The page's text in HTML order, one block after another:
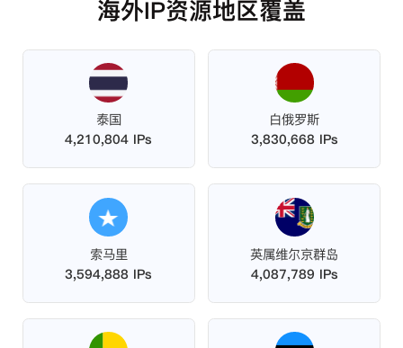
海外IP资源地区覆盖
泰国
4,210,804 IPs
白俄罗斯
3,830,668 IPs
索马里
3,594,888 IPs
英属维尔京群岛
4,087,789 IPs